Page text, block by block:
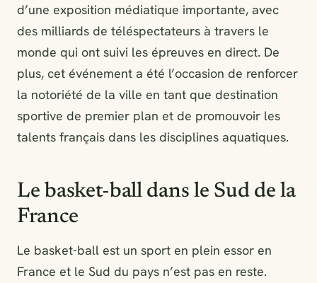
d’une exposition médiatique importante, avec
des milliards de téléspectateurs à travers le
monde qui ont suivi les épreuves en direct. De
plus, cet événement a été l’occasion de renforcer
la notoriété de la ville en tant que destination
sportive de premier plan et de promouvoir les
talents français dans les disciplines aquatiques.
Le basket-ball dans le Sud de la
France
Le basket-ball est un sport en plein essor en
France et le Sud du pays n’est pas en reste.